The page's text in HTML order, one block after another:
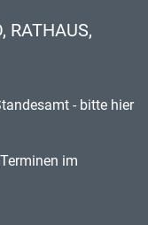
RATHAUS,
- bitte hier
im